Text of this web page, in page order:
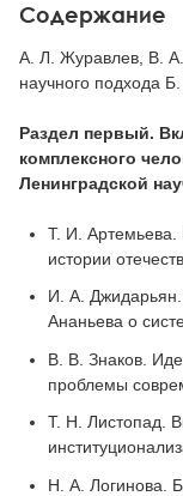
Содержание
А. Л. Журавлев, В. А.
научного подхода
Раздел первый.
комплексного
Ленинградской
Т. И. Артемьева.
истории
И. А. Джидарьян.
Ананьева о
В. В. Знаков.
проблемы
Т. Н. Листопад.
Н. А. Логинова.